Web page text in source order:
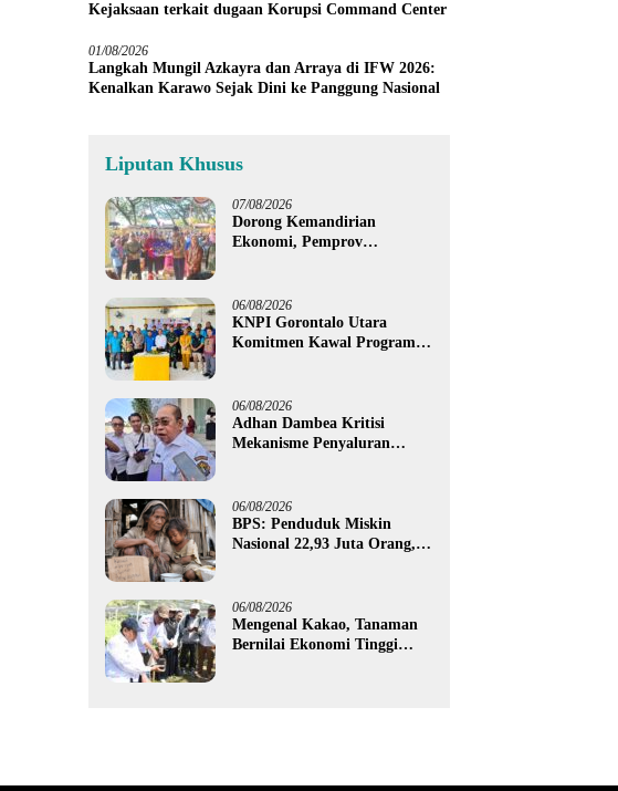
Kejaksaan terkait dugaan Korupsi Command Center
01/08/2026
Langkah Mungil Azkayra dan Arraya di IFW 2026:
Kenalkan Karawo Sejak Dini ke Panggung Nasional
Liputan Khusus
07/08/2026
Dorong Kemandirian
Ekonomi, Pemprov
untuk 395 Pelaku Usaha
06/08/2026
KNPI Gorontalo Utara
Komitmen Kawal Program
06/08/2026
Adhan Dambea Kritisi
Mekanisme Penyaluran
06/08/2026
BPS: Penduduk Miskin
Nasional 22,93 Juta Orang,
06/08/2026
Mengenal Kakao, Tanaman
Bernilai Ekonomi Tinggi